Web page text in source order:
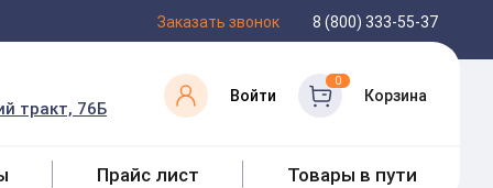
Заказать звонок 8 (800) 333-55-37
тракт, 76Б
Войти
0
Корзина
Прайс лист Товары в пути